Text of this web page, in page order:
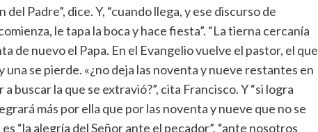
del Padre”, dice. Y, “cuando llega, y ese discurso de
le tapa la boca y hace fiesta”. “La tierna cercanía
de nuevo el Papa. En el Evangelio vuelve el pastor, el que
una se pierde. «¿no deja las noventa y nueve restantes en
a buscar la que se extravió?”, cita Francisco. Y “si logra
más por ella que por las noventa y nueve que no se
“la alegría del Señor ante el pecador”, “ante nosotros